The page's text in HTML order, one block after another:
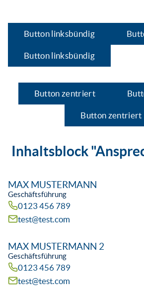
Button linksbündig
Button linksbündig
Button zentriert
Button zentriert
Inhaltsblock
MAX MUSTERMANN
Geschäftsführung
0123 456 789
test@test.com
MAX MUSTERMANN 2
Geschäftsführung
0123 456 789
test@test.com